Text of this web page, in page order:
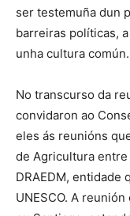
ser testemuña dun
barreiras políticas,
unha cultura común.
No transcurso da
convidaron ao
eles ás reunións
de Agricultura
DRAEDM, entidade
UNESCO. A